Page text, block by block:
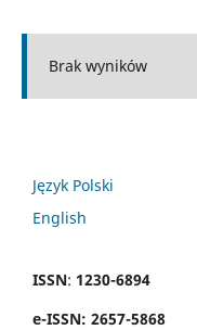
Brak wyników
Język Polski
English
ISSN: 1230-6894
e-ISSN: 2657-5868